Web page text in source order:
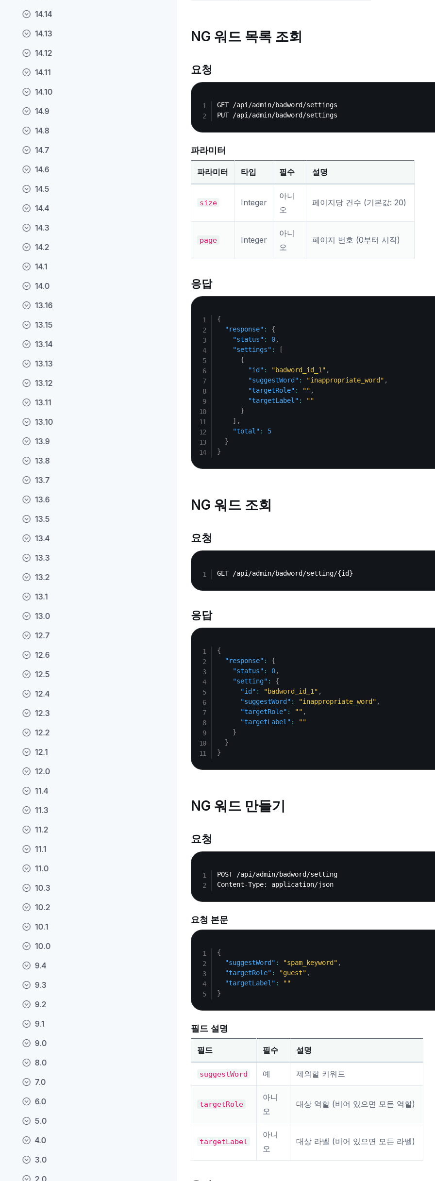
14.14
14.13
14.12
14.11
14.10
14.9
14.8
14.7
14.6
14.5
14.4
14.3
14.2
14.1
14.0
13.16
13.15
13.14
13.13
13.12
13.11
13.10
13.9
13.8
13.7
13.6
13.5
13.4
13.3
13.2
13.1
13.0
12.7
12.6
12.5
12.4
12.3
12.2
12.1
12.0
11.4
11.3
11.2
11.1
11.0
10.3
10.2
10.1
10.0
9.4
9.3
9.2
9.1
9.0
8.0
7.0
6.0
5.0
4.0
3.0
2.0
NG 워드 목록 조회
요청
GET /api/admin/badword/settings
파라미터
파라미터 타입 필수 설명
size Integer
아니
오
페이지당 건수 (기본값: 20)
page Integer
아니
오
페이지 번호 (0부터 시작)
응답
{
"response" :
{
"status" : 0,
"settings" :
[
{
"id" : "badword_id_1" ,
"suggestWord" : "inappropriate_word" ,
"targetRole" : "" ,
"targetLabel" :
""
}
] ,
"total" :
5
}
}
NG 워드 조회
요청
응답
{
"response" :
{
"status" : 0,
"setting" :
{
"id" : "badword_id_1" ,
"suggestWord" : "inappropriate_word" ,
"targetRole" : "" ,
"targetLabel" :
""
}
}
}
NG 워드 만들기
요청
POST /api/admin/badword/setting
Content-Type: application/json
요청 본문
{
"suggestWord" : "spam_keyword" ,
"targetRole" : "guest" ,
"targetLabel" :
""
}
필드 설명
필드 필수 설명
suggestWord 예 제외할 키워드
targetRole
아니
오
대상 역할 (비어 있으면 모든 역할)
targetLabel
아니
오
대상 라벨 (비어 있으면 모든 라벨)